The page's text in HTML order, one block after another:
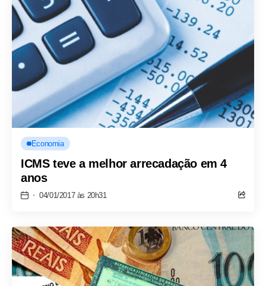
Economia
ICMS teve a melhor arrecadação em 4
anos
04/01/2017 às 20h31